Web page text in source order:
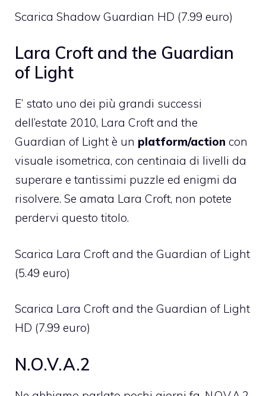
Scarica Shadow Guardian HD (7.99 euro)
Lara Croft and the Guardian
of Light
E’ stato uno dei più grandi successi
dell’estate 2010, Lara Croft and the
Guardian of Light è un platform/action con
visuale isometrica, con centinaia di livelli da
superare e tantissimi puzzle ed enigmi da
risolvere. Se amata Lara Croft, non potete
perdervi questo titolo.
Scarica Lara Croft and the Guardian of Light
(5.49 euro)
Scarica Lara Croft and the Guardian of Light
HD (7.99 euro)
N.O.V.A.2